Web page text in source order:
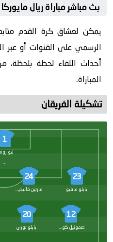
بث مباشر مباراة ريال مايوركا
يمكن لعشاق كرة القدم
الرسمي على القنوات أو عبر
أحداث اللقاء لحظة بلحظة،
المباراة.
تشكيلة الفريقان
1
ليو
23
بابلو مافيو
24
مارتين فاليجينت
12
صموئيل كوستا
20
بابلو توري